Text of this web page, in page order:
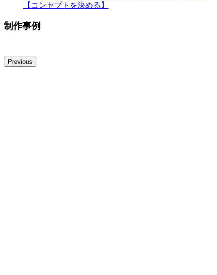
【コンセプトを決める】
制作事例
Previous